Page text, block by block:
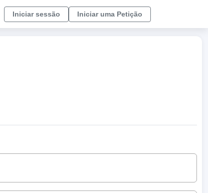
Iniciar sessão Iniciar uma Petição